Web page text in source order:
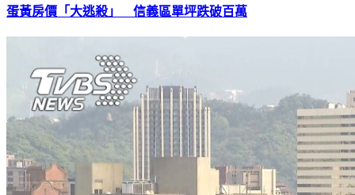
蛋黃房價「大逃殺」 信義區單坪跌破百萬